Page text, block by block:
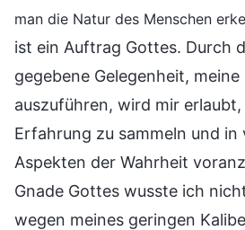
man die Natur des Menschen
ist ein Auftrag Gottes. Durch
gegebene Gelegenheit,
auszuführen, wird mir
Erfahrung zu sammeln und in
Aspekten der Wahrheit
Gnade Gottes wusste ich
wegen meines geringen